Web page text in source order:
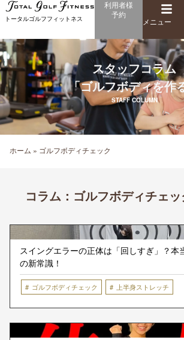
容
ス
キ
ッ
プ
トータルゴルフフィットネス
メ
ニ
ュ
ー
メニュー
利用者様
予約
スタッフコラム
「ゴルフボディを作
STAFF COLUMN
ホーム » ゴルフボディチェック
コラム： ゴルフボディチェ
スイングエラーの正体は「回しすぎ」？本
の新常識！
ゴルフボディチェック 上半身ストレッチ
ペ
ー
ジ
ペ
ー
ジ